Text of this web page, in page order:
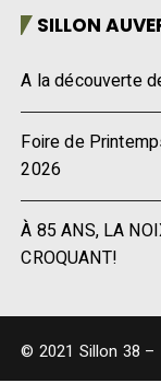
SILLON
A la découverte
Foire de
2026
À 85 ANS, LA
CROQUANT!
© 2021 Sillon 38 –